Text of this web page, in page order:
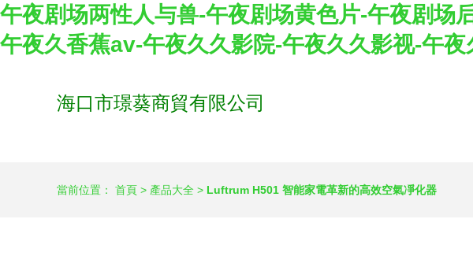
午夜剧场两性人与兽-午夜剧场黄色片-午夜剧场
午夜久香蕉av-午夜久久影院-午夜久久影视-午夜
海口市璟葵商貿有限公司
當前位置： 首頁 > 產品大全 > Luftrum H501 智能家電革新的高效空氣凈化器